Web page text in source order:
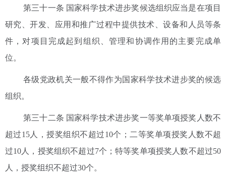
第三十一条 国家科学技术进步奖候选组织应当是在项目
研究、开发、应用和推广过程中提供技术、设备和人员等条
件，对项目完成起到组织、管理和协调作用的主要完成单
位。
各级党政机关一般不得作为国家科学技术进步奖的候选
组织。
第三十二条 国家科学技术进步奖一等奖单项授奖人数不
超过15人，授奖组织不超过10个；二等奖单项授奖人数不超
过10人，授奖组织不超过7个；特等奖单项授奖人数不超过50
人，授奖组织不超过30个。